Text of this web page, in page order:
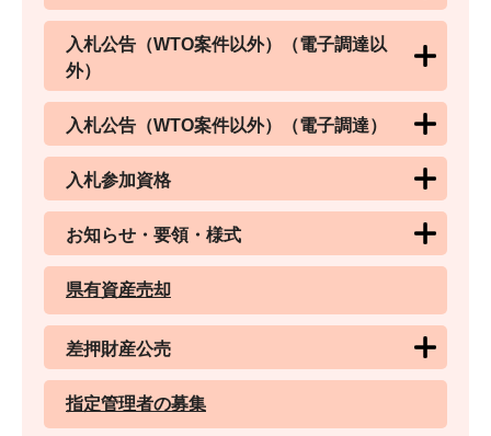
入札公告（WTO案件以外）（電子調達以
外）
入札公告（WTO案件以外）（電子調達）
入札参加資格
お知らせ・要領・様式
県有資産売却
差押財産公売
指定管理者の募集